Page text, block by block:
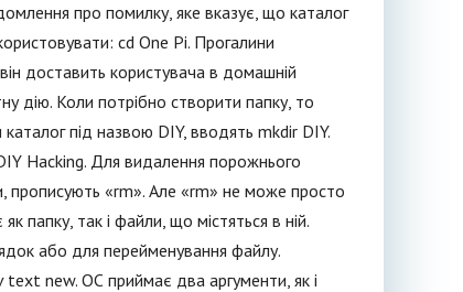
про помилку, яке вказує, що каталог
cd One Pi. Прогалини
доставить користувача в домашній
дію. Коли потрібно створити папку, то
під назвою DIY, вводять mkdir DIY.
Hacking. Для видалення порожнього
прописують «rm». Але «rm» не може просто
папку, так і файли, що містяться в ній.
або для перейменування файлу.
new. ОС приймає два аргументи, як і